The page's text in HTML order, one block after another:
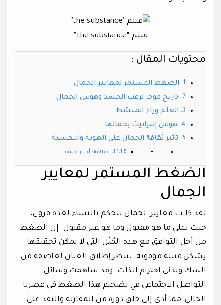
فيلم “the substance”
محتويات المقال :
الضغط المستمر لمعايير الجمال
تاريخ موجز لرعب الجسد وهوس الجمال
العلم وراء المنشط
هوس إليزابيث بجمالها
تأثير ثقافة الجمال على الهوية والنفسية
Author: أخبار علمية
الضغط المستمر لمعايير
الجمال
لقد كانت معايير الجمال تتحكم بالنساء لعدة قرون،
حيث تملي ما هو مقبول وما هو غير مقبول. إن الضغط
من أجل التوافق مع هذه المُثُل التي لا يمكن تحقيقها
يشكل قنبلة موقوتة، تنتظر إطلاق العنان لعاصفة من
الشك وتدني احترام الذات. وقد ساهمت وسائل
التواصل الاجتماعي في تضخيم هذا الضغط في عصرنا
الحالي، مما أدى إلى خلق دورة من المقارنة والنقد على